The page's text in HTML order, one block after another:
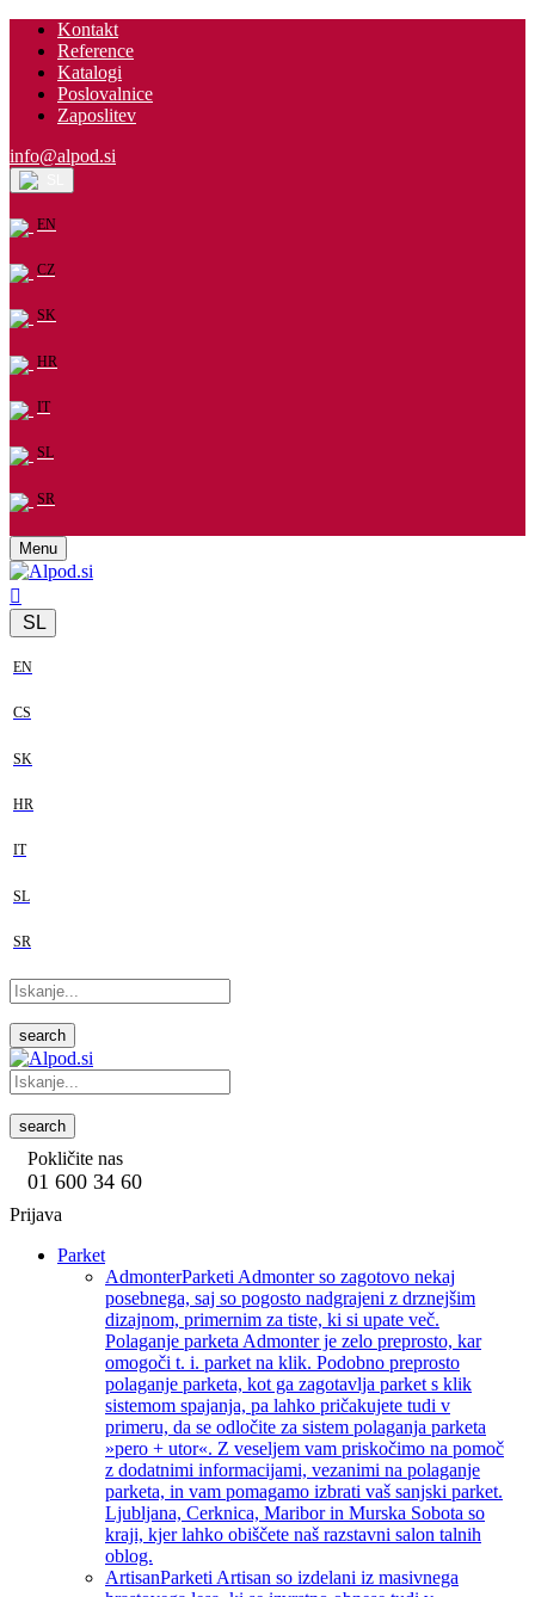
Kontakt
Reference
Katalogi
Poslovalnice
Zaposlitev
info@alpod.si
EN
CZ
SK
HR
IT
SL
SR
Menu
SL
EN
CS
SK
HR
IT
SL
SR
search
search
Pokličite nas
01 600 34 60
Prijava
Parket
AdmonterParketi Admonter so zagotovo nekaj
posebnega, saj so pogosto nadgrajeni z drznejšim
dizajnom, primernim za tiste, ki si upate več.
Polaganje parketa Admonter je zelo preprosto, kar
omogoči t. i. parket na klik. Podobno preprosto
polaganje parketa, kot ga zagotavlja parket s klik
sistemom spajanja, pa lahko pričakujete tudi v
primeru, da se odločite za sistem polaganja parketa
»pero + utor«. Z veseljem vam priskočimo na pomoč
z dodatnimi informacijami, vezanimi na polaganje
parketa, in vam pomagamo izbrati vaš sanjski parket.
Ljubljana, Cerknica, Maribor in Murska Sobota so
kraji, kjer lahko obiščete naš razstavni salon talnih
oblog.
ArtisanParketi Artisan so izdelani iz masivnega